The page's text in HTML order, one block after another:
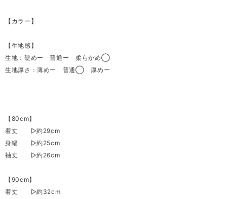
【カラー】
【生地感】
生地：硬めー 普通ー 柔らかめ◯
生地厚さ：薄めー 普通◯ 厚めー
【80cm】
着丈 ▷約29cm
身幅 ▷約25cm
袖丈 ▷約26cm
【90cm】
着丈 ▷約32cm